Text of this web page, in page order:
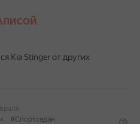
Kia Stinger от других
#Спортседан